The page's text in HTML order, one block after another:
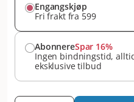
Engangskjøp
Fri frakt fra 599
AbonnereSpar 16%
Ingen bindningstid,
eksklusive tilbud